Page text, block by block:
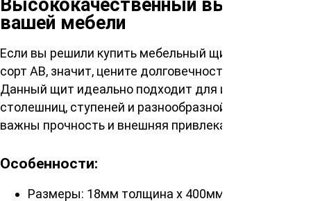
Высококачественный выбор для
вашей мебели
Если вы решили купить мебельный щит сосна/ель
сорт АВ, значит, цените долговечность и эстетику.
Данный щит идеально подходит для изготовления
столешниц, ступеней и разнообразной мебели, где
важны прочность и внешняя привлекательность.
Особенности:
Размеры: 18мм толщина x 400мм ширина x